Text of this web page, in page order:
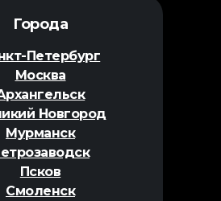
Города
Петербург
Москва
Новгород
Мурманск
Псков
Смоленск